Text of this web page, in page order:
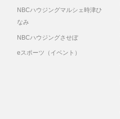
NBCハウジングマルシェ時津ひ
なみ
NBCハウジングさせぼ
eスポーツ（イベント）